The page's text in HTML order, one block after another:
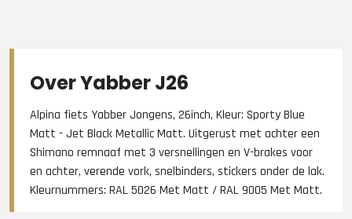
Over Yabber J26
Alpina fiets Yabber Jongens, 26inch, Kleur: Sporty Blue
Matt - Jet Black Metallic Matt. Uitgerust met achter een
Shimano remnaaf met 3 versnellingen en V-brakes voor
en achter, verende vork, snelbinders, stickers onder de lak.
Kleurnummers: RAL 5026 Met Matt / RAL 9005 Met Matt.